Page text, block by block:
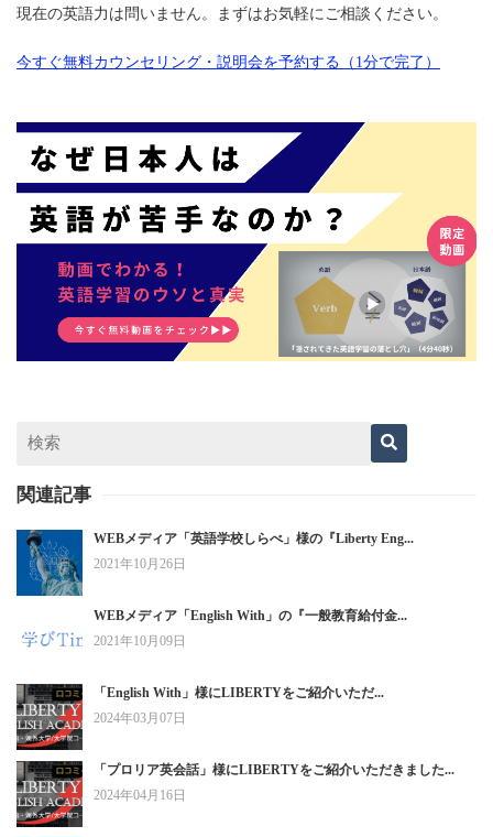
現在の英語力は問いません。まずはお気軽にご相談ください。
今すぐ無料カウンセリング・説明会を予約する（1分で完了）
関連記事
WEBメディア「英語学校しらべ」様の『Liberty Eng...
2021年10月26日
WEBメディア「English With」の『一般教育給付金...
2021年10月09日
「English With」様にLIBERTYをご紹介いただ...
2024年03月07日
「プロリア英会話」様にLIBERTYをご紹介いただきました...
2024年04月16日